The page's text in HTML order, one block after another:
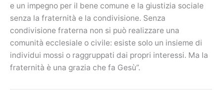
e un impegno per il bene comune e la giustizia sociale
senza la fraternità e la condivisione. Senza
condivisione fraterna non si può realizzare una
comunità ecclesiale o civile: esiste solo un insieme di
individui mossi o raggruppati dai propri interessi. Ma la
fraternità è una grazia che fa Gesù”.